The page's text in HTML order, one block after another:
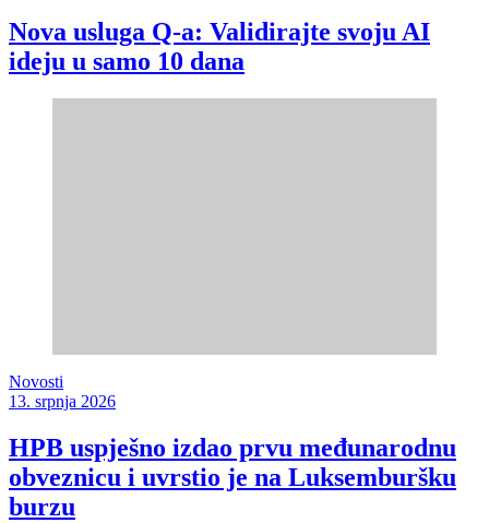
Nova usluga Q-a: Validirajte svoju AI
ideju u samo 10 dana
Novosti
13. srpnja 2026
HPB uspješno izdao prvu međunarodnu
obveznicu i uvrstio je na Luksemburšku
burzu